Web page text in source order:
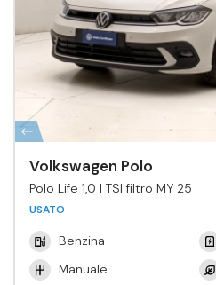
Volkswagen Polo
Polo Life 1,0 l TSI filtro MY 25
USATO
Benzina
Manuale